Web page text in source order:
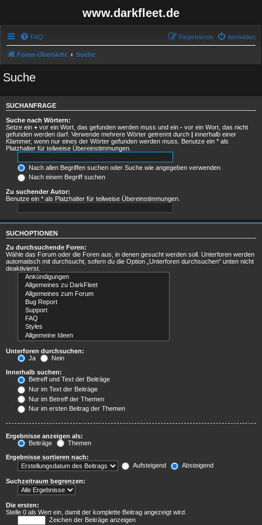
www.darkfleet.de
FAQ Anmelden
Registrieren
Foren-Übersicht Suche
Suche
SUCHANFRAGE
Suche nach Wörtern:
Setze ein + vor ein Wort, das gefunden werden muss und ein - vor ein Wort, das nicht
gefunden werden darf. Verwende mehrere Wörter getrennt durch | innerhalb einer
Klammer, wenn nur eines der Wörter gefunden werden muss. Benutze ein * als
Platzhalter für teilweise Übereinstimmungen.
Nach allen Begriffen suchen oder Suche wie angegeben verwenden
Nach einem Begriff suchen
Zu suchender Autor:
Benutze ein * als Platzhalter für teilweise Übereinstimmungen.
SUCHOPTIONEN
Zu durchsuchende Foren:
Wähle das Forum oder die Foren aus, in denen gesucht werden soll. Unterforen werden
automatisch mit durchsucht, sofern du die Option „Unterforen durchsuchen“ unten nicht
deaktivierst.
Unterforen durchsuchen:
Ja
Nein
Innerhalb suchen:
Betreff und Text der Beiträge
Nur im Text der Beiträge
Nur im Betreff der Themen
Nur im ersten Beitrag der Themen
Ergebnisse anzeigen als:
Beiträge
Themen
Ergebnisse sortieren nach:
Aufsteigend
Absteigend
Suchzeitraum begrenzen:
Die ersten:
Stelle 0 als Wert ein, damit der komplette Beitrag angezeigt wird.
Zeichen der Beiträge anzeigen